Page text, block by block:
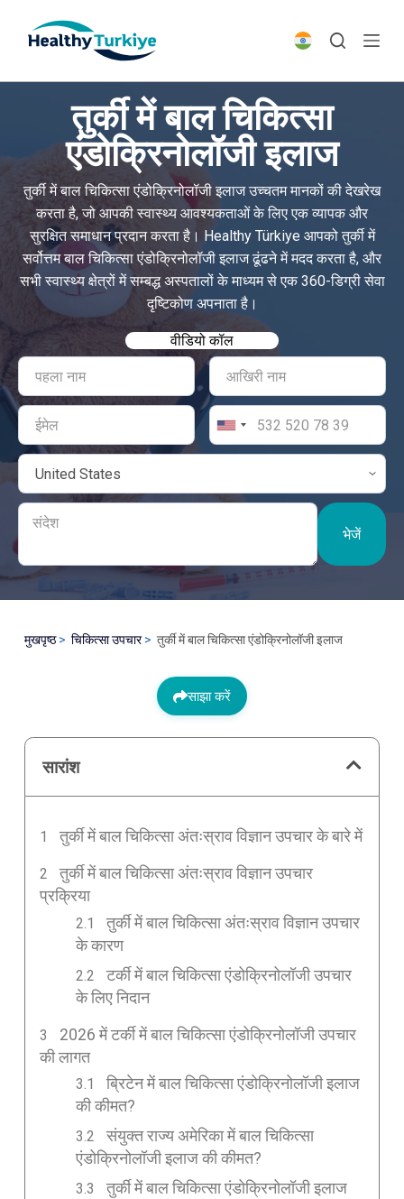
p
t
तुर्की में बाल चिकित्सा
एंडोक्रिनोलॉजी इलाज
तुर्की में बाल चिकित्सा एंडोक्रिनोलॉजी इलाज उच्चतम मानकों की देखरेख
करता है, जो आपकी स्वास्थ्य आवश्यकताओं के लिए एक व्यापक और
सुरक्षित समाधान प्रदान करता है। Healthy Türkiye आपको तुर्की में
सर्वोत्तम बाल चिकित्सा एंडोक्रिनोलॉजी इलाज ढूंढने में मदद करता है, और
सभी स्वास्थ्य क्षेत्रों में सम्बद्ध अस्पतालों के माध्यम से एक 360-डिग्री सेवा
दृष्टिकोण अपनाता है।
वीडियो कॉल
भेजें
मुखपृष्ठ चिकित्सा उपचार तुर्की में बाल चिकित्सा एंडोक्रिनोलॉजी इलाज
साझा करें
सारांश
तुर्की में बाल चिकित्सा अंतःस्राव विज्ञान उपचार के बारे में
तुर्की में बाल चिकित्सा अंतःस्राव विज्ञान उपचार
प्रक्रिया
तुर्की में बाल चिकित्सा अंतःस्राव विज्ञान उपचार
के कारण
टर्की में बाल चिकित्सा एंडोक्रिनोलॉजी उपचार
के लिए निदान
2026 में टर्की में बाल चिकित्सा एंडोक्रिनोलॉजी उपचार
की लागत
ब्रिटेन में बाल चिकित्सा एंडोक्रिनोलॉजी इलाज
की कीमत?
संयुक्त राज्य अमेरिका में बाल चिकित्सा
एंडोक्रिनोलॉजी इलाज की कीमत?
तुर्की में बाल चिकित्सा एंडोक्रिनोलॉजी इलाज